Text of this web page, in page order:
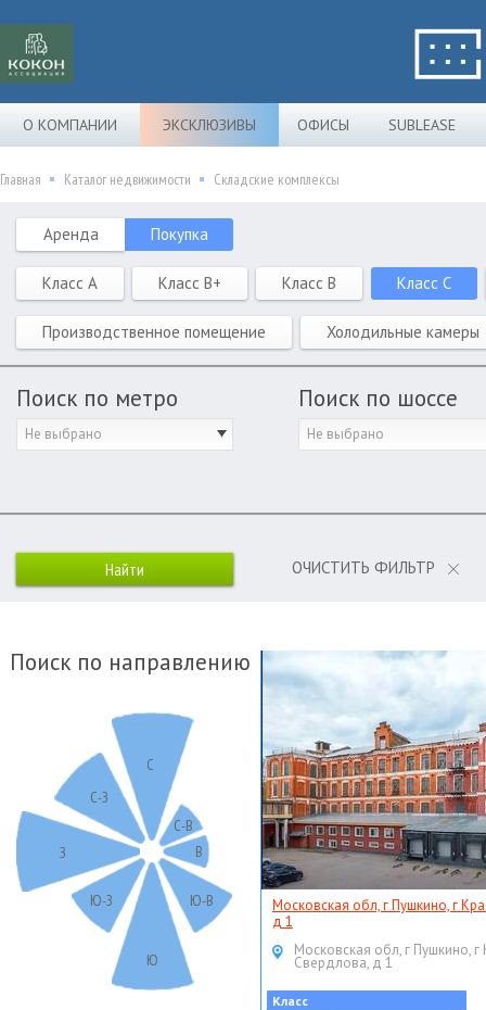
О КОМПАНИИ ЭКСКЛЮЗИВЫ ОФИСЫ SUBLEASE
Главная Каталог недвижимости Складские комплексы
Аренда Покупка
Класс A Класс B+ Класс B Класс C
Производственное помещение Холодильные камеры
Поиск по метро
Не выбрано
Поиск по шоссе
Не выбрано
ОЧИСТИТЬ ФИЛЬТР
Поиск по направлению
С
С-В
В
Ю-В
Ю
Ю-З
З
С-З
Московская обл, г Пушкино, г
д 1
Московская обл, г Пушкино, г
Свердлова, д 1
Класс